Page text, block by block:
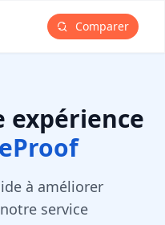
Comparer
expérience
à améliorer
service